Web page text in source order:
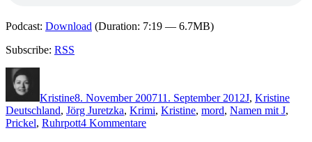
Podcast: Download (Duration: 7:19 — 6.7MB)
Subscribe: RSS
Kristine8. November 200711. September 2012J, Kristine
Deutschland, Jörg Juretzka, Krimi, Kristine, mord, Namen mit J,
Prickel, Ruhrpott4 Kommentarezu